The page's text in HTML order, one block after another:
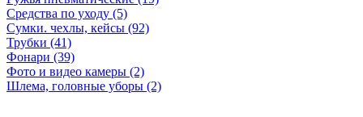
Средства по уходу (5)
Сумки. чехлы, кейсы (92)
Трубки (41)
Фонари (39)
Фото и видео камеры (2)
Шлема, головные уборы (2)